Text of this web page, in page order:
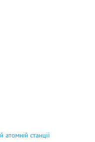
атомній станції